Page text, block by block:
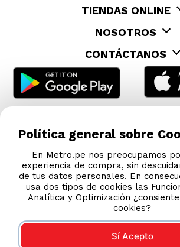
TIENDAS ONLINE
NOSOTROS
CONTÁCTANOS
COMPRAS 100% SEGURAS
Política general sobre
En Metro.pe nos preocupamos
experiencia de compra, sin
de tus datos personales. En
usa dos tipos de cookies las
Analítica y Optimización
cookies?
Sí Acepto